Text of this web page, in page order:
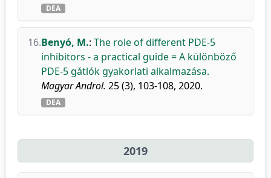
DEA
16.Benyó, M.: The role of different PDE-5
inhibitors - a practical guide = A különböző
PDE-5 gátlók gyakorlati alkalmazása.
Magyar Androl. 25 (3), 103-108, 2020.
DEA
2019